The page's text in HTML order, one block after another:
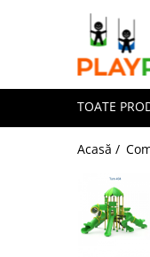
Toate Produsele
Complexe de Joacă
WOOD (pentru
TOATE
Acasă /